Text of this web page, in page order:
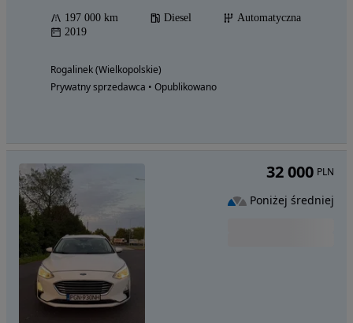
197 000 km Diesel
Automatyczna
2019
Rogalinek (Wielkopolskie)
Prywatny sprzedawca • Opublikowano
32 000 PLN
Poniżej średniej